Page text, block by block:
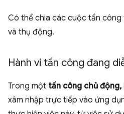
Có thể chia các cuộc tấn công
và thụ động.
Hành vi tấn công đang
Trong một tấn công chủ động,
xâm nhập trực tiếp vào ứng